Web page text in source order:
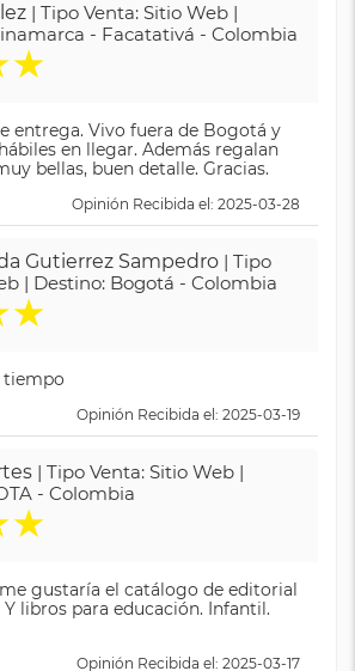
| Tipo Venta: Sitio Web |
- Facatativá - Colombia
★
entrega. Vivo fuera de Bogotá y
en llegar. Además regalan
bellas, buen detalle. Gracias.
Opinión Recibida el: 2025-03-28
Gutierrez Sampedro | Tipo
| Destino: Bogotá - Colombia
★
tiempo
Opinión Recibida el: 2025-03-19
| Tipo Venta: Sitio Web |
- Colombia
★
gustaría el catálogo de editorial
libros para educación. Infantil.
Opinión Recibida el: 2025-03-17